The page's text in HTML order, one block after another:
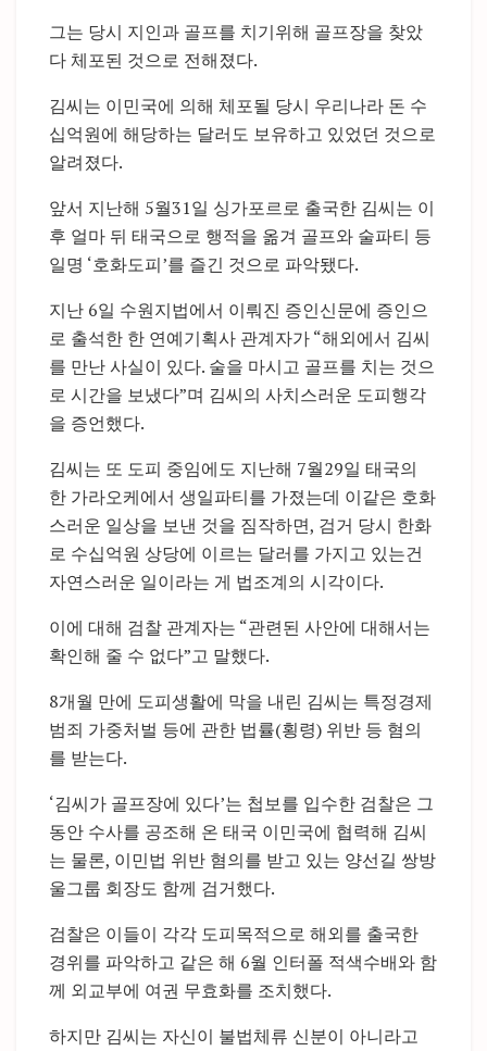
그는 당시 지인과 골프를 치기위해 골프장을 찾았
다 체포된 것으로 전해졌다.
김씨는 이민국에 의해 체포될 당시 우리나라 돈 수
십억원에 해당하는 달러도 보유하고 있었던 것으로
알려졌다.
앞서 지난해 5월31일 싱가포르로 출국한 김씨는 이
후 얼마 뒤 태국으로 행적을 옮겨 골프와 술파티 등
일명 ‘호화도피’를 즐긴 것으로 파악됐다.
지난 6일 수원지법에서 이뤄진 증인신문에 증인으
로 출석한 한 연예기획사 관계자가 “해외에서 김씨
를 만난 사실이 있다. 술을 마시고 골프를 치는 것으
로 시간을 보냈다”며 김씨의 사치스러운 도피행각
을 증언했다.
김씨는 또 도피 중임에도 지난해 7월29일 태국의
한 가라오케에서 생일파티를 가졌는데 이같은 호화
스러운 일상을 보낸 것을 짐작하면, 검거 당시 한화
로 수십억원 상당에 이르는 달러를 가지고 있는건
자연스러운 일이라는 게 법조계의 시각이다.
이에 대해 검찰 관계자는 “관련된 사안에 대해서는
확인해 줄 수 없다”고 말했다.
8개월 만에 도피생활에 막을 내린 김씨는 특정경제
범죄 가중처벌 등에 관한 법률(횡령) 위반 등 혐의
를 받는다.
‘김씨가 골프장에 있다’는 첩보를 입수한 검찰은 그
동안 수사를 공조해 온 태국 이민국에 협력해 김씨
는 물론, 이민법 위반 혐의를 받고 있는 양선길 쌍방
울그룹 회장도 함께 검거했다.
검찰은 이들이 각각 도피목적으로 해외를 출국한
경위를 파악하고 같은 해 6월 인터폴 적색수배와 함
께 외교부에 여권 무효화를 조치했다.
하지만 김씨는 자신이 불법체류 신분이 아니라고